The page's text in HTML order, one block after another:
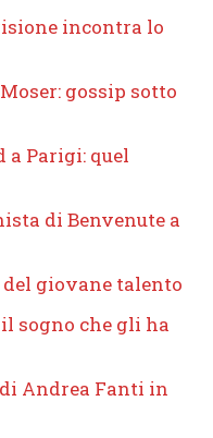
incontra lo
gossip sotto
a Parigi: quel
di Benvenute a
giovane talento
sogno che gli ha
Andrea Fanti in